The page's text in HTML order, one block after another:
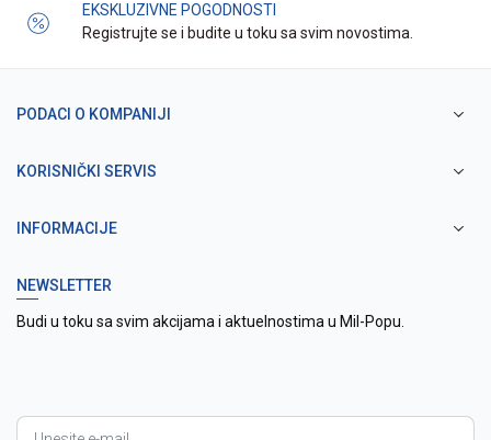
EKSKLUZIVNE POGODNOSTI
Registrujte se i budite u toku sa svim novostima.
PODACI O KOMPANIJI
KORISNIČKI SERVIS
INFORMACIJE
NEWSLETTER
Budi u toku sa svim akcijama i aktuelnostima u Mil-Popu.